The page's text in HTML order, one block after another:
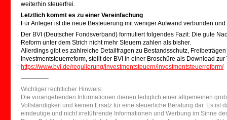
weiterhin steuerfrei.
Letztlich kommt es zu einer Vereinfachung
Für Anleger ist die neue Besteuerung mit weniger Aufwand verbunden
Der BVI (Deutscher Fondsverband) formuliert folgendes Fazit: Die gute
Reform unter dem Strich nicht mehr Steuern zahlen als bisher.
Allerdings gibt es zahlreiche Detailfragen zu Bestandsschutz,
Investmentsteuerreform, stellt der BVI in einer Broschüre als Download zur
https://www.bvi.de/regulierung/investmentsteuern/investmentsteuerreform/
————–
Wichtiger rechtlicher Hinweis:
Die vorangehenden Informationen dienen lediglich einer allgemeinen
Vollständigkeit und keinen Ersatz für eine steuerliche Beratung dar. Es ist
eindeutige und nicht irreführende Informationen und Werbung im Sinne